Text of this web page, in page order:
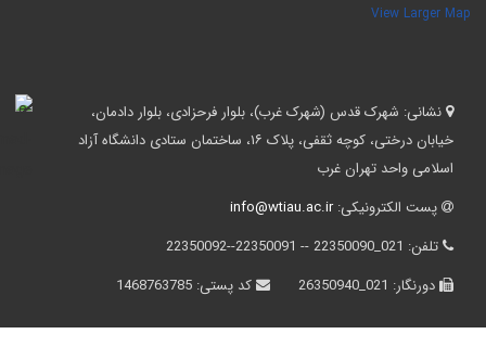
View Larger
نشانی:شهرک قدس (شهرک غرب)، بلوار فرحزادی، بلوار دادمان،
خیابان درختی، کوچه ثقفی، پلاک ۱۶، ساختمان ستادی دانشگاه آزاد
اسلامی واحد تهران غرب
پست الکترونیکی:info@wtiau.ac.ir
تلفن:021_22350090 -- 22350091--22350092
دورنگار:021_26350940 کد پستی:1468763785